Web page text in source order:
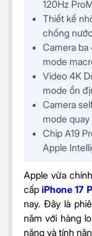
Chip đồ họa
(GPU)
CAMERA
Độ phân giải
camera sau
Độ phân giải
camera trước
120Hz
Thiết kế
chống
Camera
mode
Video 4K
mode ổn
Camera
mode quay
Chip A19
Apple
Apple vừa
cấpiPhone 17
nay. Đây là
năm với hàng
năng và tính